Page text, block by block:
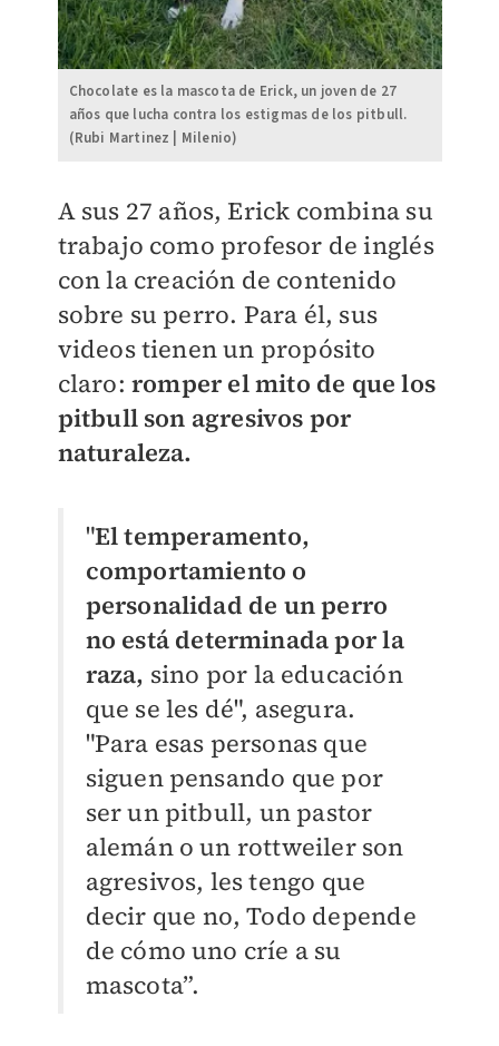
Chocolate es la mascota de Erick, un joven de 27
años que lucha contra los estigmas de los pitbull.
(Rubi Martinez | Milenio)
A sus 27 años, Erick combina su
trabajo como profesor de inglés
con la creación de contenido
sobre su perro. Para él, sus
videos tienen un propósito
claro: romper el mito de que los
pitbull son agresivos por
naturaleza.
"El temperamento,
comportamiento o
personalidad de un perro
no está determinada por la
raza, sino por la educación
que se les dé", asegura.
"Para esas personas que
siguen pensando que por
ser un pitbull, un pastor
alemán o un rottweiler son
agresivos, les tengo que
decir que no, Todo depende
de cómo uno críe a su
mascota”.